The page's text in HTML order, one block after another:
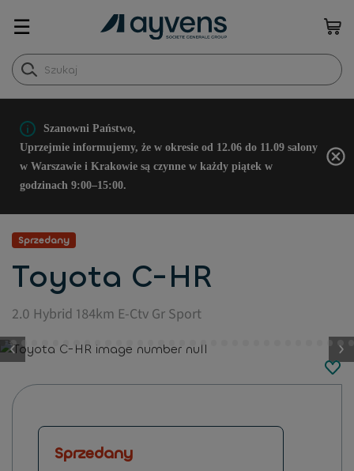
☰
Szanowni Państwo,
Uprzejmie informujemy, że w okresie od 12.06 do 11.09 salony
w Warszawie i Krakowie są czynne w każdy piątek w
godzinach 9:00–15:00.
Sprzedany
Toyota C-HR
2.0 Hybrid 184km E-Ctv Gr Sport
button.previous
Sprzedany